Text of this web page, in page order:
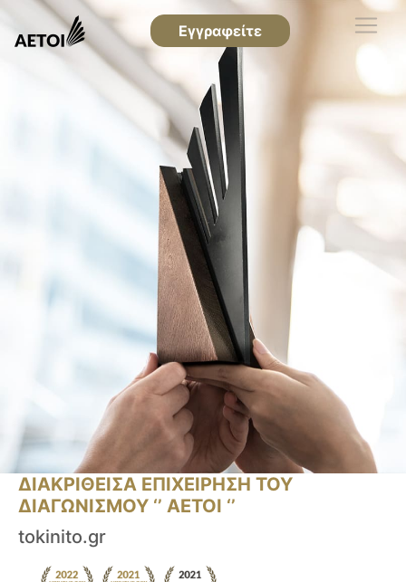
Εγγραφείτε
ΔΙΑΚΡΙΘΕΙΣΑ ΕΠΙΧΕΙΡΗΣΗ ΤΟΥ
ΔΙΑΓΩΝΙΣΜΟΥ ‘’ ΑΕΤΟΙ ‘’
tokinito.gr